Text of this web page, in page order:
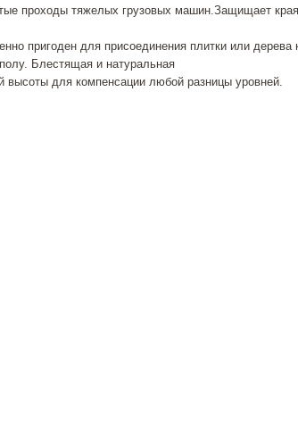
проходы тяжелых грузовых машин.Защищает
пригоден для присоединения плитки или дерева
Блестящая и натуральная
высоты для компенсации любой разницы уровней.